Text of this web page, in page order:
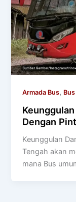
Armada Bus, Bus
Dengan
Keunggulan
Tengah akan
mana Bus